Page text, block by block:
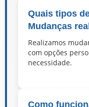
Quais tipos
Mudanças
Realizamos
com opções
necessidade.
Como